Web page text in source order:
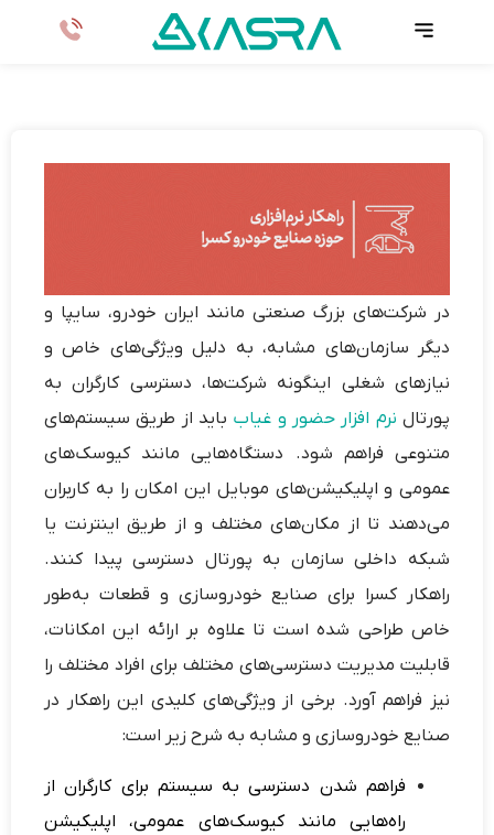
در شرکت‌های بزرگ صنعتی مانند ایران خودرو، سایپا و
دیگر سازمان‌های مشابه، به دلیل ویژگی‌های خاص و
نیازهای شغلی اینگونه شرکت‌ها، دسترسی کارگران به
پورتال نرم افزار حضور و غیاب باید از طریق سیستم‌های
متنوعی فراهم شود. دستگاه‌هایی مانند کیوسک‌های
عمومی و اپلیکیشن‌های موبایل این امکان را به کاربران
می‌دهند تا از مکان‌های مختلف و از طریق اینترنت یا
شبکه داخلی سازمان به پورتال دسترسی پیدا کنند.
راهکار کسرا برای صنایع خودروسازی و قطعات به‌طور
خاص طراحی شده است تا علاوه بر ارائه این امکانات،
قابلیت مدیریت دسترسی‌های مختلف برای افراد مختلف را
نیز فراهم آورد. برخی از ویژگی‌های کلیدی این راهکار در
صنایع خودروسازی و مشابه به شرح زیر است:
فراهم شدن دسترسی به سیستم برای کارگران از
راه‌هایی مانند کیوسک‌های عمومی، اپلیکیشن